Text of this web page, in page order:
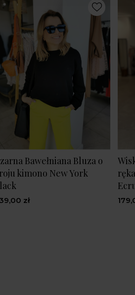
Bawełniana Bluza o
kimono New York
zł